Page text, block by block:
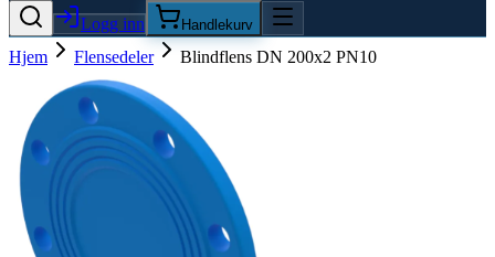
Logg inn
Handlekurv
Hjem Flensedeler Blindflens DN 200x2 PN10